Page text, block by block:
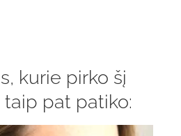
kurie pirko šį
pat patiko: